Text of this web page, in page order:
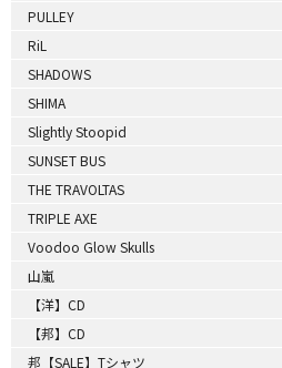
PULLEY
RiL
SHADOWS
SHIMA
Slightly Stoopid
SUNSET BUS
THE TRAVOLTAS
TRIPLE AXE
Voodoo Glow Skulls
山嵐
【洋】CD
【邦】CD
邦【SALE】Tシャツ